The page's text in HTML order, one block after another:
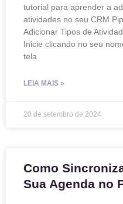
tutorial para aprender a
atividades no seu CRM
Adicionar Tipos de
Inicie clicando no seu
tela
LEIA MAIS »
20 de setembro de 2024
Como
Sua Agenda no